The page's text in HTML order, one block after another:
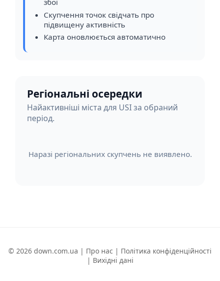
збої
Скупчення точок свідчать про
підвищену активність
Карта оновлюється автоматично
Регіональні осередки
Найактивніші міста для USI за обраний
період.
Наразі регіональних скупчень не виявлено.
© 2026 down.com.ua | Про нас | Політика конфіденційності
| Вихідні дані